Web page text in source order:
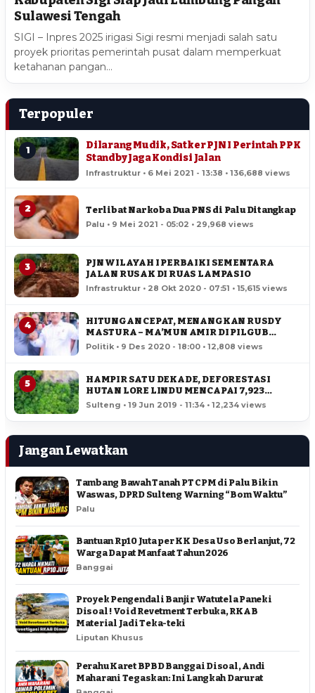
Sulawesi Tengah
SIGI – Inpres 2025 irigasi Sigi resmi menjadi salah satu
proyek prioritas pemerintah pusat dalam memperkuat
ketahanan pangan…
Terpopuler
1
Dilarang Mudik, Satker PJN I Perintah PPK
Standby Jaga Kondisi Jalan
Infrastruktur • 6 Mei 2021 - 13:38 • 136,688 views
2 Terlibat Narkoba Dua PNS di Palu Ditangkap
Palu • 9 Mei 2021 - 05:02 • 29,968 views
3
PJN WILAYAH I PERBAIKI SEMENTARA
JALAN RUSAK DI RUAS LAMPASIO
Infrastruktur • 28 Okt 2020 - 07:51 • 15,615 views
4
HITUNGAN CEPAT, MENANGKAN RUSDY
MASTURA – MA’MUN AMIR DI PILGUB
SULTENG
Politik • 9 Des 2020 - 18:00 • 12,808 views
5
HAMPIR SATU DEKADE, DEFORESTASI
HUTAN LORE LINDU MENCAPAI 7,923
HEKTAR
Sulteng • 19 Jun 2019 - 11:34 • 12,234 views
Jangan Lewatkan
Tambang Bawah Tanah PT CPM di Palu Bikin
Waswas, DPRD Sulteng Warning “Bom Waktu”
Palu
Bantuan Rp10 Juta per KK Desa Uso Berlanjut, 72
Warga Dapat Manfaat Tahun 2026
Banggai
Proyek Pengendali Banjir Watutela Paneki
Disoal ! Void Revetment Terbuka, RKAB
Material Jadi Teka-teki
Liputan Khusus
Perahu Karet BPBD Banggai Disoal, Andi
Maharani Tegaskan: Ini Langkah Darurat